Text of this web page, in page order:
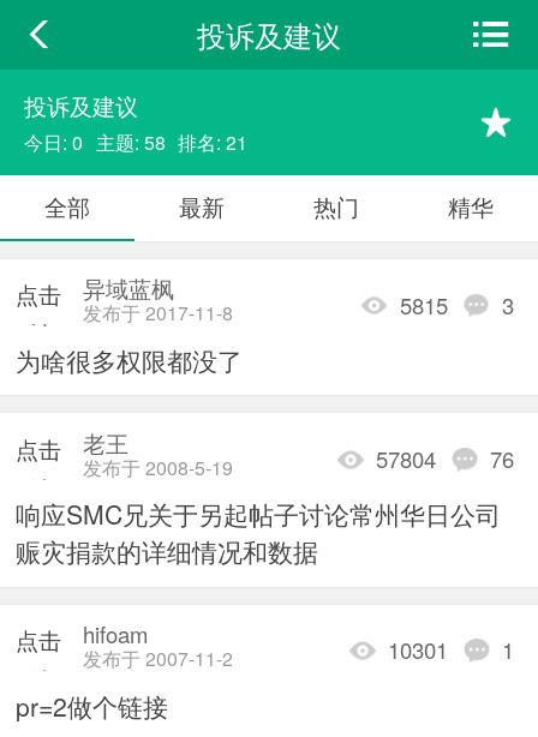
投诉及建议
投诉及建议
今日: 0 主题: 58 排名: 21
全部 最新 热门 精华
点击
重新
加载
5815 3
异域蓝枫
发布于 2017-11-8
为啥很多权限都没了
点击
重新
加载
57804 76
老王
发布于 2008-5-19
响应SMC兄关于另起帖子讨论常州华日公司
赈灾捐款的详细情况和数据
点击
重新
加载
10301 1
hifoam
发布于 2007-11-2
pr=2做个链接